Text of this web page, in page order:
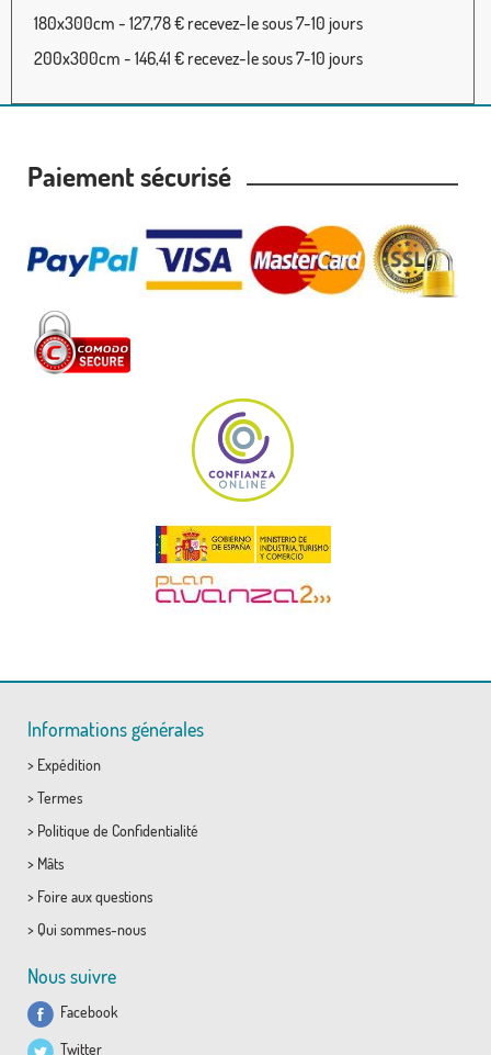
180x300cm - 127,78 € recevez-le sous 7-10 jours
200x300cm - 146,41 € recevez-le sous 7-10 jours
Paiement sécurisé
Informations générales
> Expédition
> Termes
> Politique de Confidentialité
> Mâts
> Foire aux questions
> Qui sommes-nous
Nous suivre
Facebook
Twitter